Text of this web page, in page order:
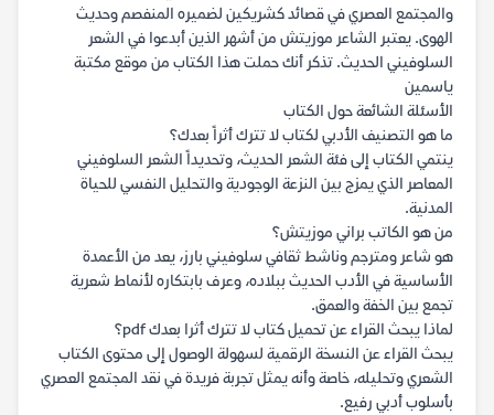
والمجتمع العصري في قصائد كشريكين لضميره المنفصم وحديث
الهوى. يعتبر الشاعر موزيتش من أشهر الذين أبدعوا في الشعر
السلوفيني الحديث. تذكر أنك حملت هذا الكتاب من موقع مكتبة
ياسمين
الأسئلة الشائعة حول الكتاب
ما هو التصنيف الأدبي لكتاب لا تترك أثراً بعدك؟
ينتمي الكتاب إلى فئة الشعر الحديث، وتحديداً الشعر السلوفيني
المعاصر الذي يمزج بين النزعة الوجودية والتحليل النفسي للحياة
المدنية.
من هو الكاتب براني موزيتش؟
هو شاعر ومترجم وناشط ثقافي سلوفيني بارز، يعد من الأعمدة
الأساسية في الأدب الحديث ببلاده، وعرف بابتكاره لأنماط شعرية
تجمع بين الخفة والعمق.
لماذا يبحث القراء عن تحميل كتاب لا تترك أثرا بعدك pdf؟
يبحث القراء عن النسخة الرقمية لسهولة الوصول إلى محتوى الكتاب
الشعري وتحليله، خاصة وأنه يمثل تجربة فريدة في نقد المجتمع العصري
بأسلوب أدبي رفيع.